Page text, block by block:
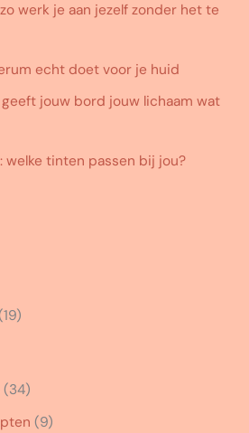
werk je aan jezelf zonder het te
echt doet voor je huid
jouw bord jouw lichaam wat
welke tinten passen bij jou?
(34)
(9)